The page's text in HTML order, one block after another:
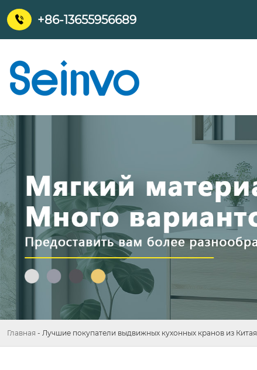
 +86-13655956689
Главная - Лучшие покупатели выдвижных кухонных кранов из Китая